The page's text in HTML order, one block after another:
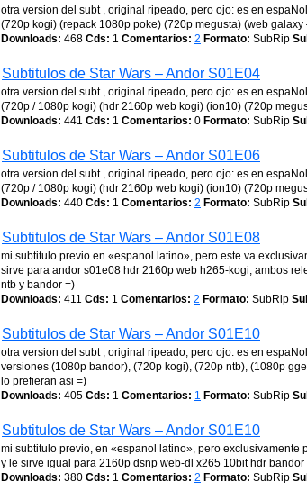
otra version del subt , original ripeado, pero ojo: es en
(720p kogi) (repack 1080p poke) (720p megusta) (web
Downloads: 468 Cds: 1 Comentarios: 2 Formato: SubRip
Subtitulos de Star Wars – Andor S01E04
otra version del subt , original ripeado, pero ojo: es en
(720p / 1080p kogi) (hdr 2160p web kogi) (ion10) (720p
Downloads: 441 Cds: 1 Comentarios: 0 Formato: SubRip
Subtitulos de Star Wars – Andor S01E06
otra version del subt , original ripeado, pero ojo: es en
(720p / 1080p kogi) (hdr 2160p web kogi) (ion10) (720p
Downloads: 440 Cds: 1 Comentarios: 2 Formato: SubRip
Subtitulos de Star Wars – Andor S01E08
mi subtitulo previo en «espanol latino», pero este va
sirve para andor s01e08 hdr 2160p web h265-kogi, ambos
ntb y bandor =)
Downloads: 411 Cds: 1 Comentarios: 2 Formato: SubRip
Subtitulos de Star Wars – Andor S01E10
otra version del subt , original ripeado, pero ojo: es en
versiones (1080p bandor), (720p kogi), (720p ntb), (1080p
lo prefieran asi =)
Downloads: 405 Cds: 1 Comentarios: 1 Formato: SubRip
Subtitulos de Star Wars – Andor S01E10
mi subtitulo previo, en «espanol latino», pero
y le sirve igual para 2160p dsnp web-dl x265 10bit hdr
Downloads: 380 Cds: 1 Comentarios: 2 Formato: SubRip